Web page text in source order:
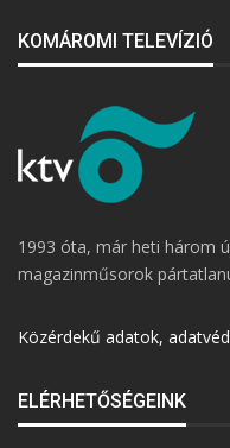
KOMÁROMI TELEVÍZIÓ
1993 óta, már heti három
magazinműsorok
Közérdekű adatok,
ELÉRHETŐSÉGEINK